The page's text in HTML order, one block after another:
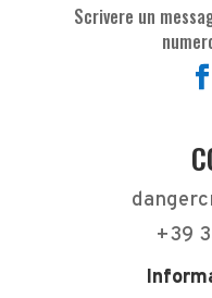
Scrivere un
+39